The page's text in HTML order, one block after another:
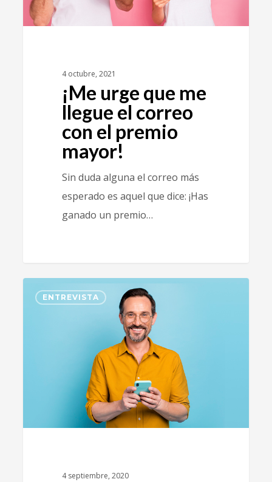
4 octubre, 2021
¡Me urge que me
llegue el correo
con el premio
mayor!
Sin duda alguna el correo más
esperado es aquel que dice: ¡Has
ganado un premio…
ENTREVISTA
4 septiembre, 2020